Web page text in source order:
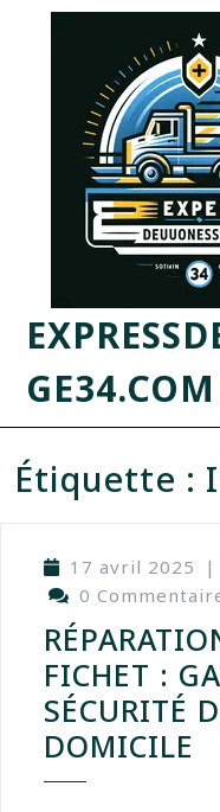
GE34.COM
Étiquette :
17 avril 2025 |
0
FICHET :
SÉCURITÉ
DOMICILE